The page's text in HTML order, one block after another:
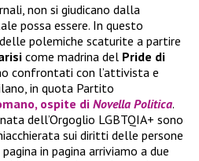
non si giudicano dalla
possa essere. In questo
polemiche scaturite a partire
come madrina del Pride di
confrontati con l’attivista e
in quota Partito
ospite di Novella Politica.
dell’Orgoglio LGBTQIA+ sono
sui diritti delle persone
in pagina arriviamo a due